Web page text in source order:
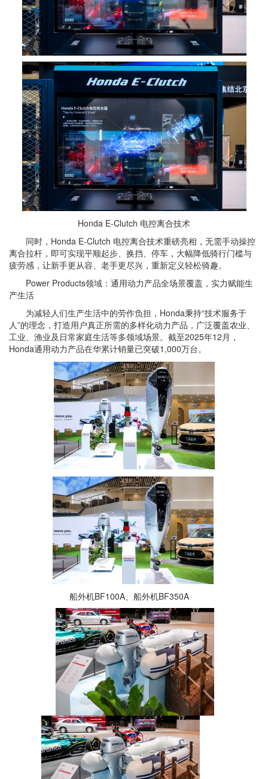
Honda E-Clutch 电控离合技术
同时，Honda E-Clutch 电控离合技术重磅亮相，无需手动操控
离合拉杆，即可实现平顺起步、换挡、停车，大幅降低骑行门槛与
疲劳感，让新手更从容、老手更尽兴，重新定义轻松骑趣。
Power Products领域：通用动力产品全场景覆盖，实力赋能生
产生活
为减轻人们生产生活中的劳作负担，Honda秉持“技术服务于
人”的理念，打造用户真正所需的多样化动力产品，广泛覆盖农业、
工业、渔业及日常家庭生活等多领域场景。截至2025年12月，
Honda通用动力产品在华累计销量已突破1,000万台。
船外机BF100A、船外机BF350A